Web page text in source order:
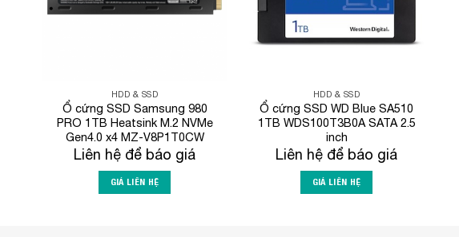
HDD & SSD
Ổ cứng SSD Samsung 980
PRO 1TB Heatsink M.2 NVMe
Gen4.0 x4 MZ-V8P1T0CW
Liên hệ để báo giá
GIÁ LIÊN HỆ
HDD & SSD
Ổ cứng SSD WD Blue SA510
1TB WDS100T3B0A SATA 2.5
inch
Liên hệ để báo giá
GIÁ LIÊN HỆ